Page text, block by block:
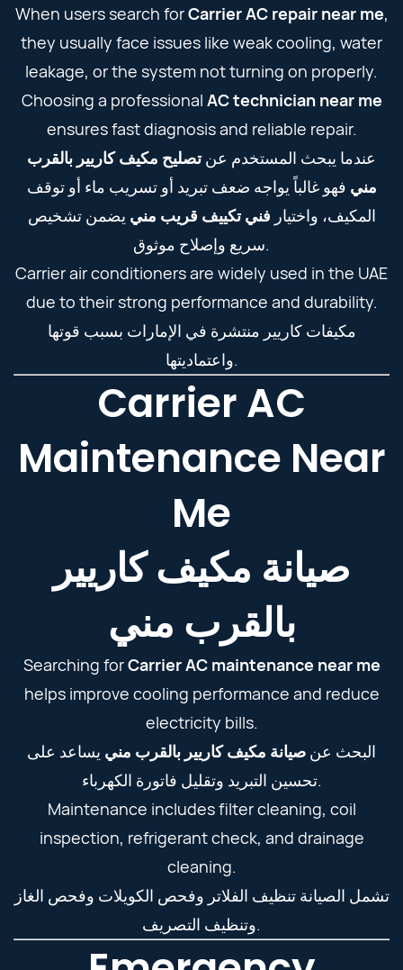
When users search forCarrier AC repair near me,
they usually face issues like weak cooling, water
leakage, or the system not turning on properly.
Choosing a professional AC technician near me
ensures fast diagnosis and reliable repair.
عندما يبحث المستخدم عنتصليح مكيف كاريير بالقرب
مني فهو غالباً يواجه ضعف تبريد أو تسريب ماء أو توقف
المكيف، واختيار فني تكييف قريب مني يضمن تشخيص
سريع وإصلاح موثوق.
Carrier air conditioners are widely used in the UAE
due to their strong performance and durability.
مكيفات كاريير منتشرة في الإمارات بسبب قوتها
واعتماديتها.
Carrier AC
Maintenance Near
Me
صيانة مكيف كاريير
بالقرب مني
Searching forCarrier AC maintenance near me
helps improve cooling performance and reduce
electricity bills.
البحث عن صيانة مكيف كاريير بالقرب مني يساعد على
تحسين التبريد وتقليل فاتورة الكهرباء.
Maintenance includes filter cleaning, coil
inspection, refrigerant check, and drainage
cleaning.
تشمل الصيانة تنظيف الفلاتر وفحص الكويلات وفحص الغاز
وتنظيف التصريف.